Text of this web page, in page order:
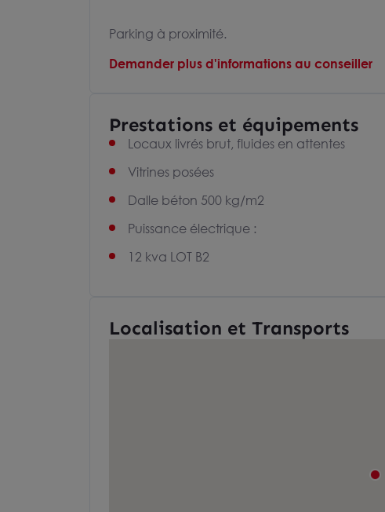
Parking à proximité.
Demander plus d'informations au conseiller
Prestations et équipements
Locaux livrés brut, fluides en attentes
Vitrines posées
Dalle béton 500 kg/m2
Puissance électrique :
12 kva LOT B2
Localisation et Transports